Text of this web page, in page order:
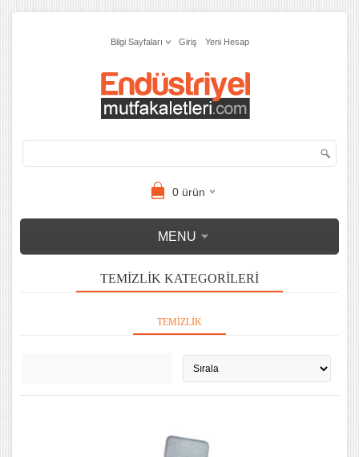
Bilgi Sayfaları Giriş Yeni Hesap
0ürün
MENU
TEMIZLIK KATEGORILERI
TEMIZLIK